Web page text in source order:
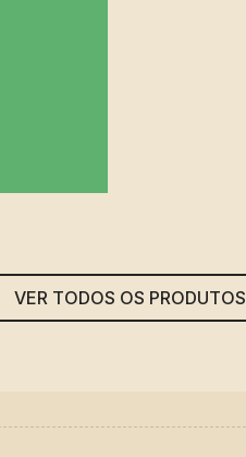
VER TODOS OS PRODUTOS